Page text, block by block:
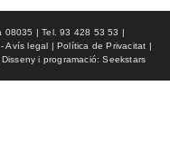
08035 | Tel. 93 428 53 53 |
Avís legal | Política de Privacitat |
i programació: Seekstars